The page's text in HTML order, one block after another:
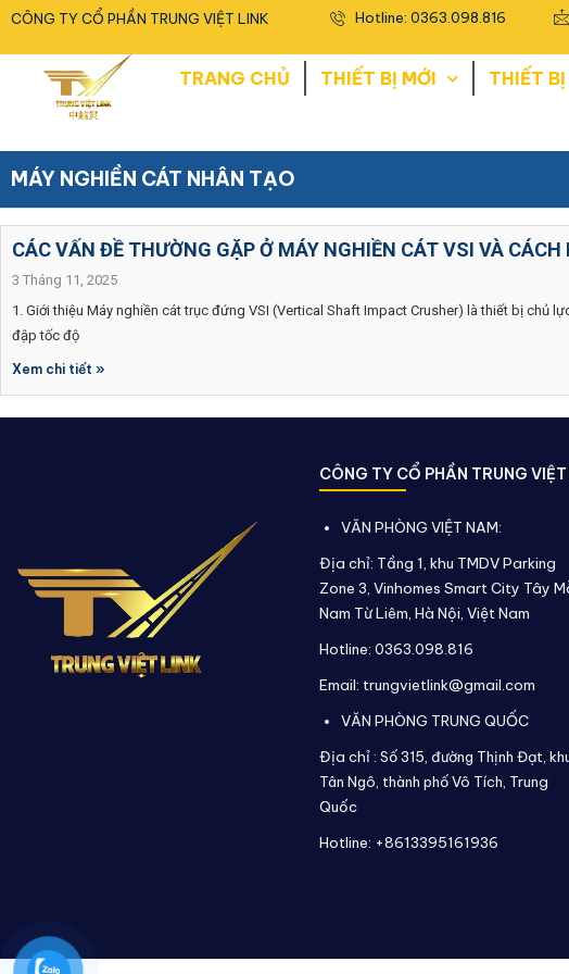
CÔNG TY CỔ PHẦN TRUNG VIỆT LINK Hotline: 0363.098.816
TRANG CHỦ THIẾT BỊ MỚI THIẾT
MÁY NGHIỀN CÁT NHÂN TẠO
CÁC VẤN ĐỀ THƯỜNG GẶP Ở MÁY NGHIỀN CÁT VSI VÀ CÁCH
3 Tháng 11, 2025
1. Giới thiệu Máy nghiền cát trục đứng VSI (Vertical Shaft Impact Crusher) là thiết bị chủ
đập tốc độ
Xem chi tiết »
CÔNG TY CỔ PHẦN TRUNG
VĂN PHÒNG VIỆT NAM:
Địa chỉ: Tầng 1, khu TMDV Parking
Zone 3, Vinhomes Smart City Tây
Nam Từ Liêm, Hà Nội, Việt Nam
Hotline: 0363.098.816
Email: trungvietlink@gmail.com
VĂN PHÒNG TRUNG QUỐC
Địa chỉ : Số 315, đường Thịnh Đạt,
Tân Ngô, thành phố Vô Tích, Trung
Quốc
Hotline: +8613395161936